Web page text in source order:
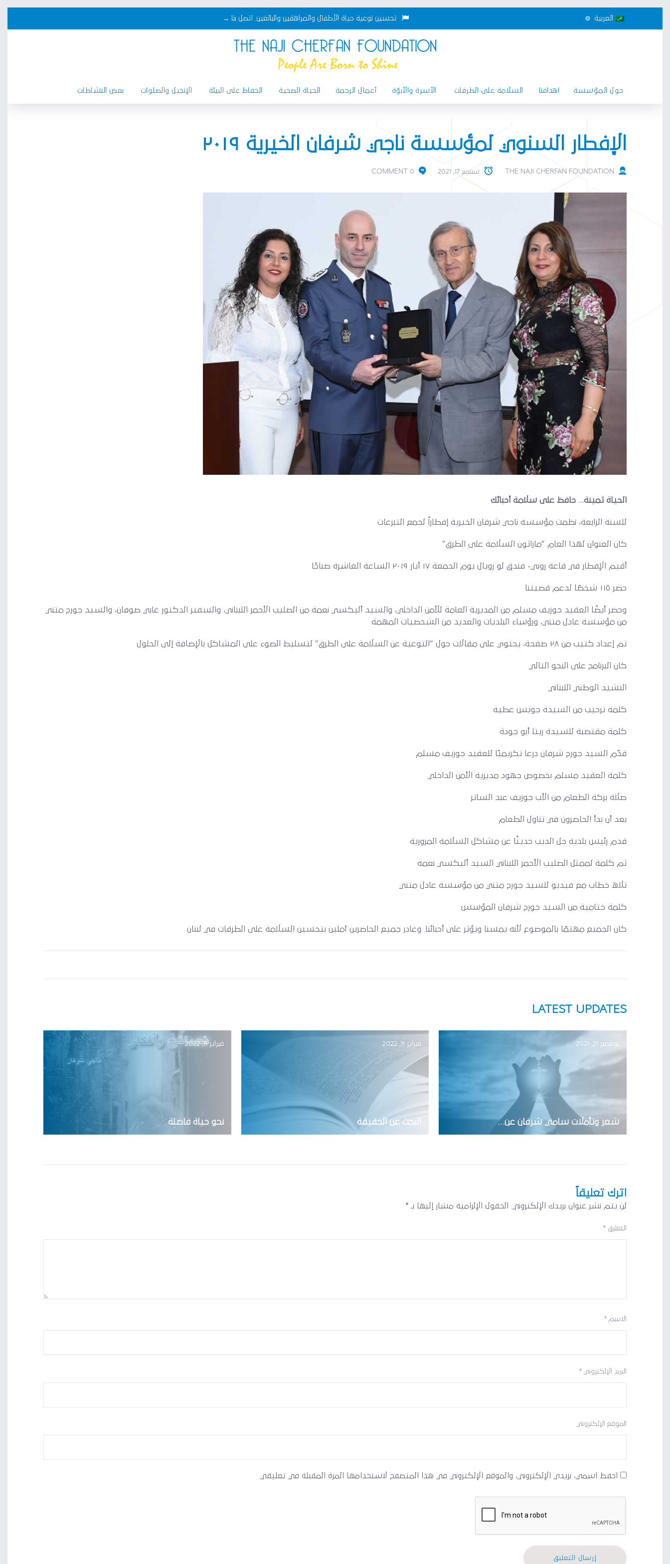
العربية تحسين نوعية حياة الأطفال والمراهقين والبالغين. اتصل بنا →
حول المؤسسة اهدافنا السلامة على الطرقات الأسرة والأبوّة أعمال الرحمة الحياة الصحية الحفاظ على البيئة الإنجيل والصلوات بعض النشاطات
الإفطار السنوي لمؤسسة ناجي شرفان الخيرية ٢٠١٩
THE NAJI CHERFAN FOUNDATION سبتمبر 17, 2021 0 COMMENT
الحياة ثمينة… حافظ على سلامة أحبائك
للسنة الرابعة، نظمت مؤسسة ناجي شرفان الخيرية إفطاراً لجمع التبرعات
كان العنوان لهذا العام “ماراثون السلامة على الطرق”
أقيم الإفطار في قاعة روبي- فندق لو رويال يوم الجمعة ١٧ أيار ٢٠١٩ الساعة العاشرة صباحًا
حضر ١١٥ شخصًا لدعم قضيتنا
وحضر أيضًا العقيد جوزيف مسلم من المديرية العامة للأمن الداخلي، والسيد أليكسي نعمة من الصليب الأحمر اللبناني، والسفير الدكتور غابي صوفان، والسيد جورج متني
من مؤسسة عادل متني، ورؤساء البلديات والعديد من الشخصيات المهمة
تم إعداد كتيب من ٢٨ صفحة، يحتوي على مقالات حول “التوعية عن السلامة على الطرق” لتسليط الضوء على المشاكل بالإضافة إلى الحلول
كان البرنامج على النحو التالي
النشيد الوطني اللبناني
كلمة ترحيب من السيدة جويس عطية
كلمة مقتضبة للسيدة ريتا أبو جودة
قدّم السيد جورج شرفان درعا تكريميًا للعقيد جوزيف مسلم
كلمة العقيد مسلم بخصوص جهود مديرية الأمن الداخلي
صلاة بركة الطعام من الأب جوزيف عبد الساتر
بعد أن بدأ الحاضرون في تناول الطعام
قدم رئيس بلدية جل الديب حديثًا عن مشاكل السلامة المرورية
ثم كلمة لممثل الصليب الأحمر اللبناني السيد أليكسي نعمة
تلاه خطاب مع فيديو للسيد جورج متني من مؤسسة عادل متني
كلمة ختامية من السيد جورج شرفان المؤسس
كان الجميع مهتمًا بالموضوع لأنه يمسنا ويؤثر على أحبائنا. وغادر جميع الحاضرين آملين بتحسين السلامة على الطرقات في لبنان
LATEST UPDATES
فبراير 11, 2022
نحو حياة فاضلة
فبراير 11, 2022
البحث عن الحقيقة
نوفمبر 21, 2021
شعر وتأملات سامي شرفان عن…
اترك تعليقاً
لن يتم نشر عنوان بريدك الإلكتروني. الحقول الإلزامية مشار إليها بـ *
التعليق *
الاسم *
البريد الإلكتروني *
الموقع الإلكتروني
احفظ اسمي، بريدي الإلكتروني، والموقع الإلكتروني في هذا المتصفح لاستخدامها المرة المقبلة في تعليقي.